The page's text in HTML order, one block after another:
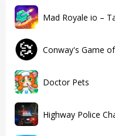
Mad Royale io –
Conway's Game
Doctor Pets
Highway Police